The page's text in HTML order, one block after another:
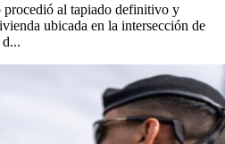
al tapiado definitivo y
ubicada en la intersección de